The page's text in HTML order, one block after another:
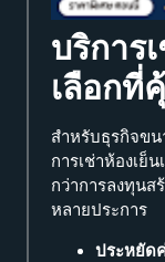
บริการ
เลือกที่
สำหรับธุรกิจข
การเช่าห้องเย็
กว่าการลงทุนส
หลายประการ
ประหยัด